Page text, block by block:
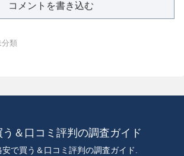
コメントを書き込む
分類
＆口コミ評判の調査ガイド
で買う＆口コミ評判の調査ガイド.